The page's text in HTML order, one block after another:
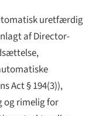
uretfærdig
af Director-
Act § 194(3)),
og rimelig for